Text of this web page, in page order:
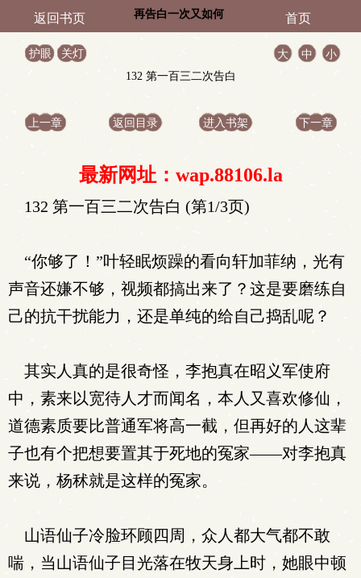
返回书页 再告白一次又如何 首页
护眼 关灯 大 中
小
132 第一百三二次告白
上一章 返回目录 进入书架 下一章
最新网址：wap.88106.la
132 第一百三二次告白 (第1/3页)
“你够了！”叶轻眠烦躁的看向轩加菲纳，光有
声音还嫌不够，视频都搞出来了？这是要磨练自
己的抗干扰能力，还是单纯的给自己捣乱呢？
其实人真的是很奇怪，李抱真在昭义军使府
中，素来以宽待人才而闻名，本人又喜欢修仙，
道德素质要比普通军将高一截，但再好的人这辈
子也有个把想要置其于死地的冤家——对李抱真
来说，杨秫就是这样的冤家。
山语仙子冷脸环顾四周，众人都大气都不敢
喘，当山语仙子目光落在牧天身上时，她眼中顿